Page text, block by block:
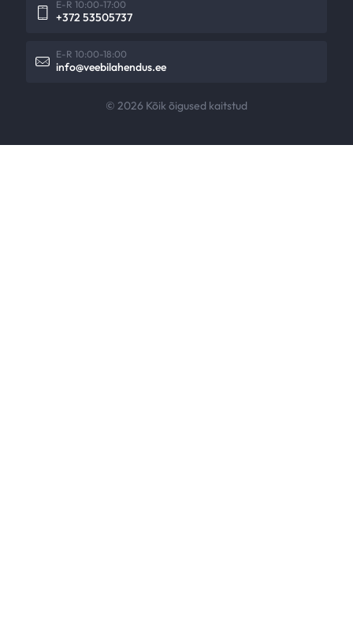
+372 53505737
E-R 10:00-17:00
info@veebilahendus.ee
E-R 10:00-18:00
© 2026 Kõik õigused kaitstud